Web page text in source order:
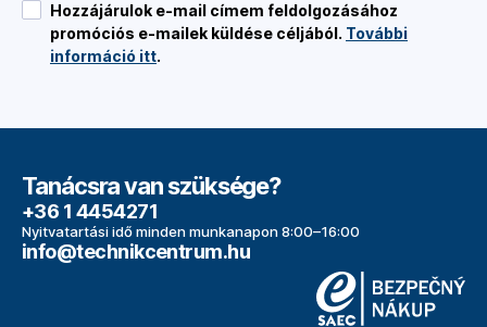
Hozzájárulok e-mail címem feldolgozásához
promóciós e-mailek küldése céljából. További
információ itt.
Tanácsra van szüksége?
+36 1 4454271
Nyitvatartási idő minden munkanapon 8:00–16:00
info@technikcentrum.hu